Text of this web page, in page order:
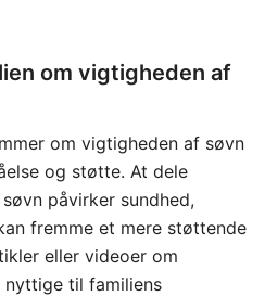
om vigtigheden af
om vigtigheden af søvn
og støtte. At dele
påvirker sundhed,
fremme et mere støttende
eller videoer om
til familiens